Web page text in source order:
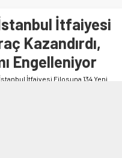
İtfaiyesi
Kazandırdı,
Engelleniyor
İtfaiyesi Filosuna 134 Yeni